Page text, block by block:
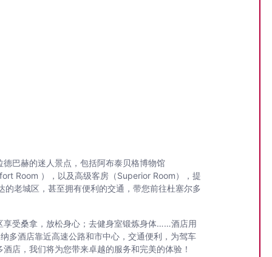
巴赫的迷人景点，包括阿布泰贝格博物馆
Room ），以及高级客房（Superior Room），提
老城区，甚至拥有便利的交通，带您前往杜塞尔多
享受桑拿，放松身心；去健身室锻炼身体……酒店用
多酒店靠近高速公路和市中心，交通便利，为驾车
店，我们将为您带来卓越的服务和完美的体验！